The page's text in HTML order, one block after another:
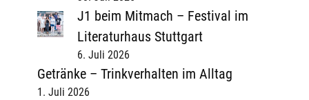
J1 beim Mitmach – Festival im
Literaturhaus Stuttgart
6. Juli 2026
Getränke – Trinkverhalten im Alltag
1. Juli 2026